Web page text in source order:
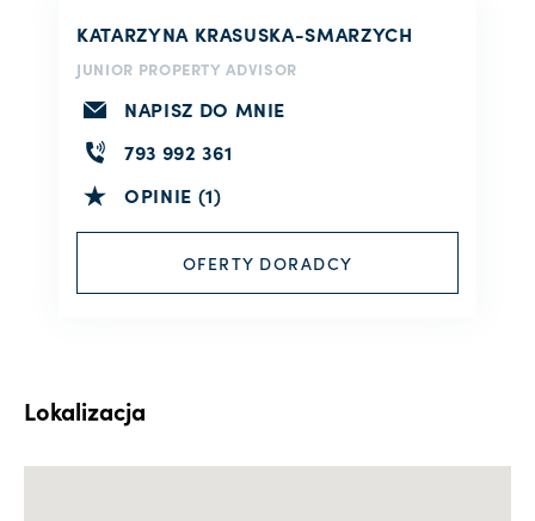
KATARZYNA KRASUSKA-SMARZYCH
JUNIOR PROPERTY ADVISOR
NAPISZ DO MNIE
793 992 361
OPINIE (1)
OFERTY DORADCY
Lokalizacja